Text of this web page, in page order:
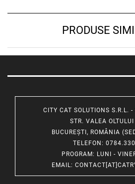
PRODUSE
CITY CAT SOLUTIONS S.R.L.
STR. VALEA
BUCUREȘTI, ROMÂNIA
TELEFON :
PROGRAM: LUNI -
EMAIL: